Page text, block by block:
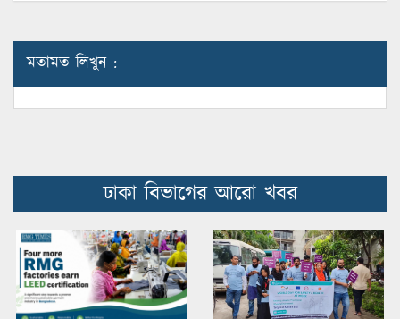
মতামত লিখুন :
ঢাকা বিভাগের আরো খবর